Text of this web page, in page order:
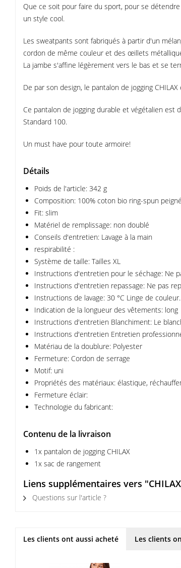
Que ce soit pour faire du sport, pour se
un style cool.
Les sweatpants sont fabriqués à partir d'un
cordon de même couleur et des œillets
La jambe s'affine légèrement vers le bas et se
De par son design, le pantalon de jogging
Ce pantalon de jogging durable et végétalien
Standard 100.
Un must have pour toute armoire!
Détails
Poids de l'article: 342 g
Composition: 100% coton bio ring-spun
Fit: slim
Matériel de remplissage: non doublé
Conseils d'entretien: Lavage à la main
respirabilité :
Système de taille: Tailles XL
Instructions d'entretien pour le séchage: Ne
Instructions d'entretien repassage: Ne pas
Instructions de lavage: 30 °C Linge de couleur.
Indication de la longueur des vêtements: long
Instructions d'entretien Blanchiment: Le
Instructions d'entretien Entretien
Matériau de la doublure: Polyester
Fermeture: Cordon de serrage
Motif: uni
Propriétés des matériaux: élastique,
Fermeture éclair:
Technologie du fabricant:
Contenu de la livraison
1x pantalon de jogging CHILAX
1x sac de rangement
Liens supplémentaires vers
Questions sur l'article ?
Les clients ont aussi acheté Les clients